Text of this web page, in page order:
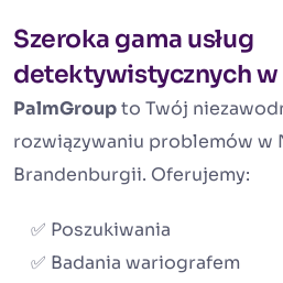
Szeroka gama usług
detektywistycznych
PalmGroupto Twój
rozwiązywaniu problemów w
Brandenburgii. Oferujemy:
✅ Poszukiwania
✅ Badania wariografem